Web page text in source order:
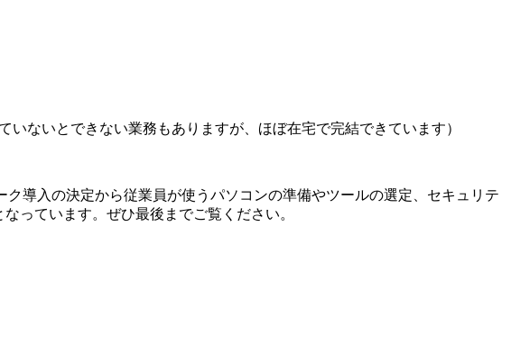
ないとできない業務もありますが、ほぼ在宅で完結できています）
導入の決定から従業員が使うパソコンの準備やツールの選定、セキュリテ
っています。ぜひ最後までご覧ください。